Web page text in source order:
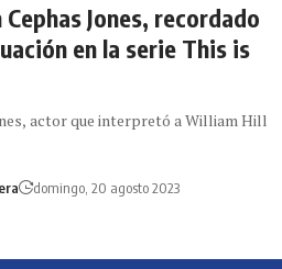
Jones, recordado
en la serie This is
actor que interpretó a William Hill
domingo, 20 agosto 2023